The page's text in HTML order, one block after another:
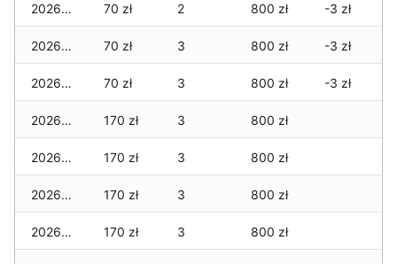
2026-06-19 70 zł 2 800 zł -3 zł
2026-06-18 70 zł 3 800 zł -3 zł
2026-06-17 70 zł 3 800 zł -3 zł
2026-06-16 170 zł 3 800 zł
2026-06-15 170 zł 3 800 zł
2026-06-14 170 zł 3 800 zł
2026-06-13 170 zł 3 800 zł